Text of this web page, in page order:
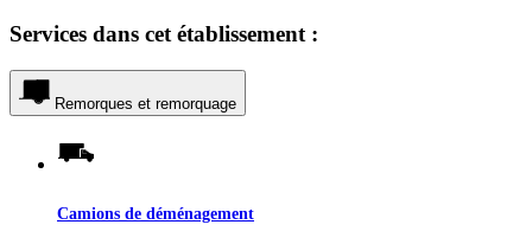
Services dans cet établissement :
Remorques et remorquage
Camions de déménagement